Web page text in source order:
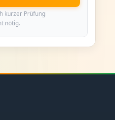
kurzer Prüfung
nötig.